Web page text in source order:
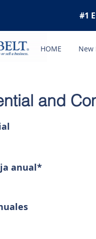
HOME New
#1
and
anual*